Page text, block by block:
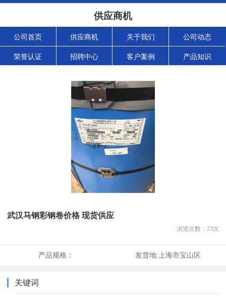
供应商机
公司首页 供应商机 关于我们 公司动态
荣誉认证 招聘中心 客户案例 产品知识
武汉马钢彩钢卷价格 现货供应
浏览次数： 23次
产品规格： 发货地: 上海市宝山区
关键词